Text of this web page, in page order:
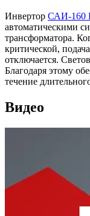
Инвертор САИ-160
автоматическими
трансформатора.
критической,
отключается.
Благодаря этому
течение
Видео